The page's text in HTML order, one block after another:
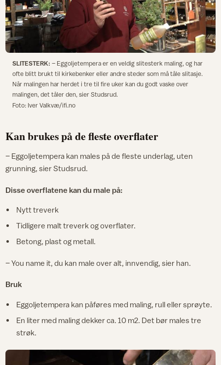
SLITESTERK: – Eggoljetempera er en veldig slitesterk maling, og har
ofte blitt brukt til kirkebenker eller andre steder som må tåle slitasje.
Når malingen har herdet i tre til fire uker kan du godt vaske over
malingen, det tåler den, sier Studsrud.
Foto: Iver Valkvæ/ifi.no
Kan brukes på de fleste overflater
– Eggoljetempera kan males på de fleste underlag, uten
grunning, sier Studsrud.
Disse overflatene kan du male på:
Nytt treverk
Tidligere malt treverk og overflater.
Betong, plast og metall.
– You name it, du kan male over alt, innvendig, sier han.
Bruk
Eggoljetempera kan påføres med maling, rull eller sprøyte.
En liter med maling dekker ca. 10 m2. Det bør males tre
strøk.